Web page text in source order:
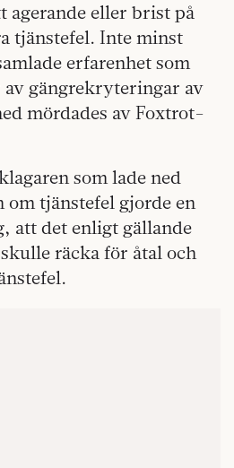
agerande eller brist på
tjänstefel. Inte minst
erfarenhet som
av gängrekryteringar av
mördades av Foxtrot-
som lade ned
tjänstefel gjorde en
att det enligt gällande
räcka för åtal och